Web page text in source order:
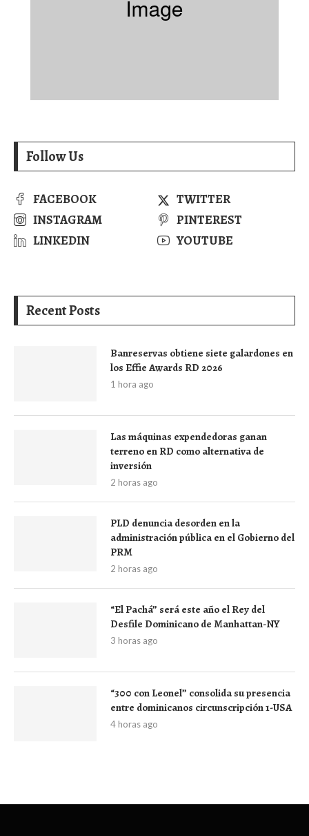
Follow Us
FACEBOOK
TWITTER
INSTAGRAM
PINTEREST
LINKEDIN
YOUTUBE
Recent Posts
Banreservas obtiene siete galardones en
los Effie Awards RD 2026
1 hora ago
Las máquinas expendedoras ganan
terreno en RD como alternativa de
inversión
2 horas ago
PLD denuncia desorden en la
administración pública en el Gobierno del
PRM
2 horas ago
“El Pachá” será este año el Rey del
Desfile Dominicano de Manhattan-NY
3 horas ago
“300 con Leonel” consolida su presencia
entre dominicanos circunscripción 1-USA
4 horas ago